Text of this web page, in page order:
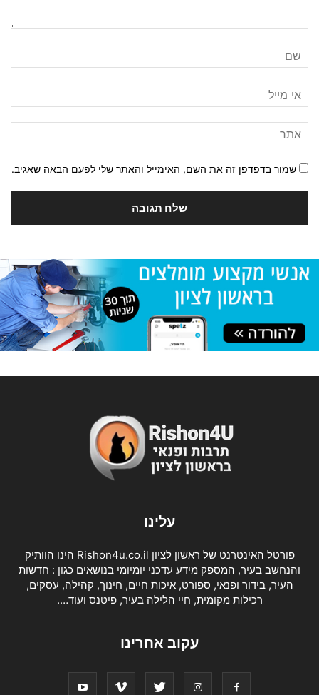
שמור בדפדפן זה את השם, האימייל והאתר שלי לפעם הבאה שאגיב.
עלינו
פורטל האינטרנט של ראשון לציון Rishon4u.co.il הינו הוותיק
והנחשב בעיר, המספק מידע עדכני יומיומי בנושאים כגון : חדשות
העיר, בידור ופנאי, ספורט, איכות חיים, חינוך, קהילה, עסקים,
רכילות מקומית, חיי הלילה בעיר, פיטנס ועוד….
עקוב אחרינו